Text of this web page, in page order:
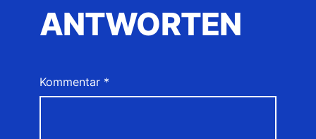
ANTWORTEN
Kommentar *